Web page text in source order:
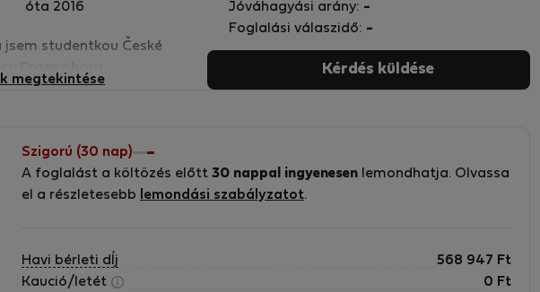
óta 2016
studentkou České
studia. Jsem
megtekintése
Jóváhagyási arány: -
Foglalási válaszidő: -
Kérdés küldése
Szigorú (30 nap)
A foglalást a költözés előtt 30 nappal ingyenesen lemondhatja. Olvassa
el a részletesebb
lemondási szabályzatot.
Havi bérleti dÍj 568 947 Ft
Kaució/letét
0 Ft